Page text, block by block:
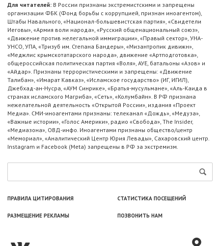
Для читателей: В России признаны экстремистскими и запрещены
организации ФБК (Фонд борьбы с коррупцией, признан иноагентом),
Штабы Навального, «Национал-большевистская партия», «Свидетели
Иеговы», «Армия воли народа», «Русский общенациональный союз»,
«Движение против нелегальной иммиграции», «Правый сектор», УНА-
УНСО, УПА, «Тризуб им. Степана Бандеры», «Мизантропик дивижн»,
«Меджлис крымскотатарского народа», движение «Артподготовка»,
общероссийская политическая партия «Воля», АУЕ, батальоны «Азов» и
«Айдар». Признаны террористическими и запрещены: «Движение
Талибан», «Имарат Кавказ», «Исламское государство» (ИГ, ИГИЛ),
Джебхад-ан-Нусра, «АУМ Синрике», «Братья-мусульмане», «Аль-Каида в
странах исламского Магриба», «Сеть», «Колумбайн». В РФ признана
нежелательной деятельность «Открытой России», издания «Проект
Медиа». СМИ-иноагентами признаны: телеканал «Дождь», «Медуза»,
«Важные истории», «Голос Америки», радио «Свобода», The Insider,
«Медиазона», ОВД-инфо. Иноагентами признаны общество/центр
«Мемориал», «Аналитический Центр Юрия Левады», Сахаровский центр.
Instagram и Facebook (Metа) запрещены в РФ за экстремизм.
ПРАВИЛА ЦИТИРОВАНИЯ СТАТИСТИКА ПОСЕЩЕНИЙ
РАЗМЕЩЕНИЕ РЕКЛАМЫ ПОЗВОНИТЬ НАМ